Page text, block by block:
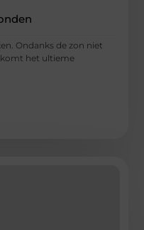
Ondanks de zon niet
komt het ultieme